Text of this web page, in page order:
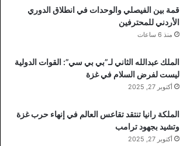
قمة بين الفيصلي والوحدات في انطلاق الدوري
الأردني للمحترفين
منذ 6 ساعات
الملك عبدالله الثاني لـ”بي بي سي”: القوات الدولية
ليست لفرض السلام في غزة
أكتوبر 27, 2025
الملكة رانيا تنتقد تقاعس العالم في إنهاء حرب غزة
وتشيد بجهود ترامب
أكتوبر 27, 2025